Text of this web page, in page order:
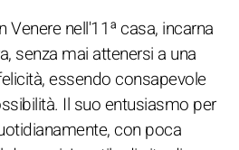
Venere nell'11ª casa, incarna
senza mai attenersi a una
essendo consapevole
Il suo entusiasmo per
con poca